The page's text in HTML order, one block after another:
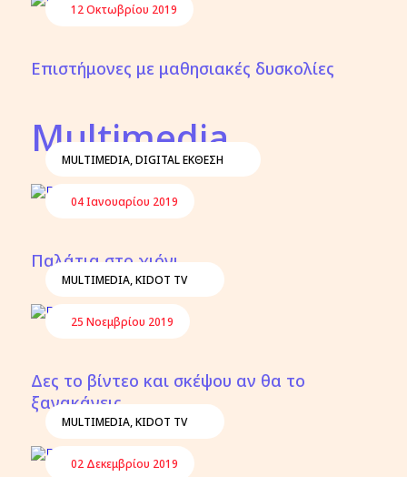
12 Οκτωβρίου 2019
Επιστήμονες με μαθησιακές δυσκολίες
Multimedia
MULTIMEDIA,DIGITAL ΕΚΘΕΣΗ
04 Ιανουαρίου 2019
Παλάτια στο χιόνι
MULTIMEDIA,KIDOT TV
25 Νοεμβρίου 2019
Δες το βίντεο και σκέψου αν θα το
ξανακάνεις..
MULTIMEDIA,KIDOT TV
02 Δεκεμβρίου 2019